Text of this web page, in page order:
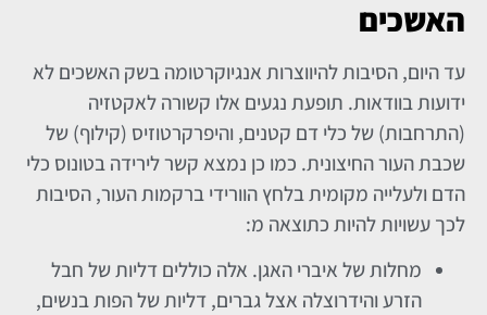
האשכים
עד היום, הסיבות להיווצרות אנגיוקרטומה בשק האשכים לא
ידועות בוודאות. תופעת נגעים אלו קשורה לאקטזיה
(התרחבות) של כלי דם קטנים, והיפרקרטוזיס (קילוף) של
שכבת העור החיצונית. כמו כן נמצא קשר לירידה בטונוס כלי
הדם ולעלייה מקומית בלחץ הוורידי ברקמות העור, הסיבות
לכך עשויות להיות כתוצאה מ:
מחלות של איברי האגן. אלה כוללים דליות של חבל
הזרע והידרוצלה אצל גברים, דליות של הפות בנשים,